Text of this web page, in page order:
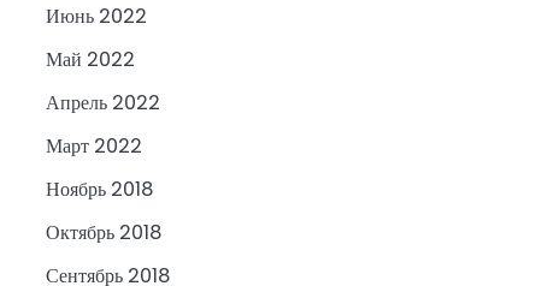
Июнь 2022
Май 2022
Апрель 2022
Март 2022
Ноябрь 2018
Октябрь 2018
Сентябрь 2018